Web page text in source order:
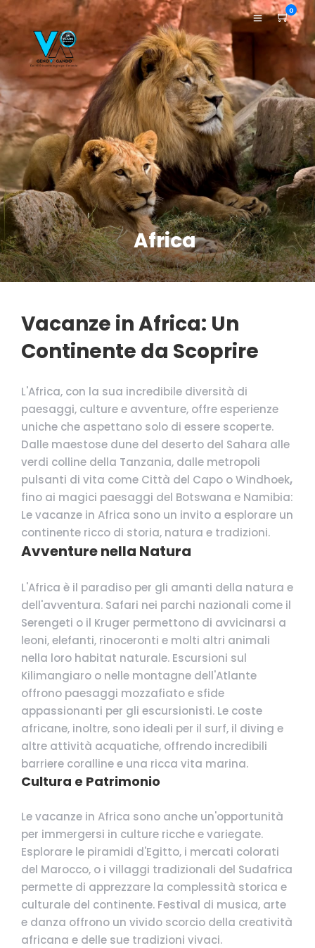
0
Africa
Vacanze in Africa: Un
Continente da Scoprire
L'Africa, con la sua incredibile diversità di
paesaggi, culture e avventure, offre esperienze
uniche che aspettano solo di essere scoperte.
Dalle maestose dune del deserto del Sahara alle
verdi colline della Tanzania, dalle metropoli
pulsanti di vita come Città del Capo o Windhoek,
fino ai magici paesaggi del Botswana e Namibia:
Le vacanze in Africa sono un invito a esplorare un
continente ricco di storia, natura e tradizioni.
Avventure nella Natura
L'Africa è il paradiso per gli amanti della natura e
dell'avventura. Safari nei parchi nazionali come il
Serengeti o il Kruger permettono di avvicinarsi a
leoni, elefanti, rinoceronti e molti altri animali
nella loro habitat naturale. Escursioni sul
Kilimangiaro o nelle montagne dell'Atlante
offrono paesaggi mozzafiato e sfide
appassionanti per gli escursionisti. Le coste
africane, inoltre, sono ideali per il surf, il diving e
altre attività acquatiche, offrendo incredibili
barriere coralline e una ricca vita marina.
Cultura e Patrimonio
Le vacanze in Africa sono anche un'opportunità
per immergersi in culture ricche e variegate.
Esplorare le piramidi d'Egitto, i mercati colorati
del Marocco, o i villaggi tradizionali del Sudafrica
permette di apprezzare la complessità storica e
culturale del continente. Festival di musica, arte
e danza offrono un vivido scorcio della creatività
africana e delle sue tradizioni vivaci.